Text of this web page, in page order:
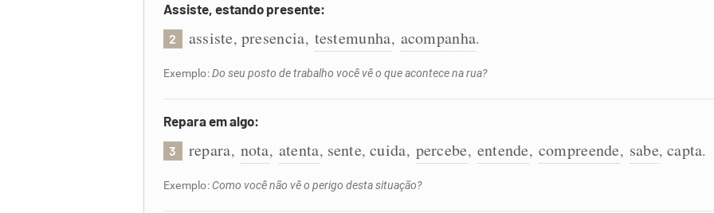
Assiste, estando presente:
2 assiste, presencia, testemunha, acompanha.
Exemplo:Do seu posto de trabalho você vê o que acontece na rua?
Repara em algo:
3 repara, nota, atenta, sente,cuida, percebe, entende, compreende, sabe, capta.
Exemplo: Como você não vê o perigo desta situação?